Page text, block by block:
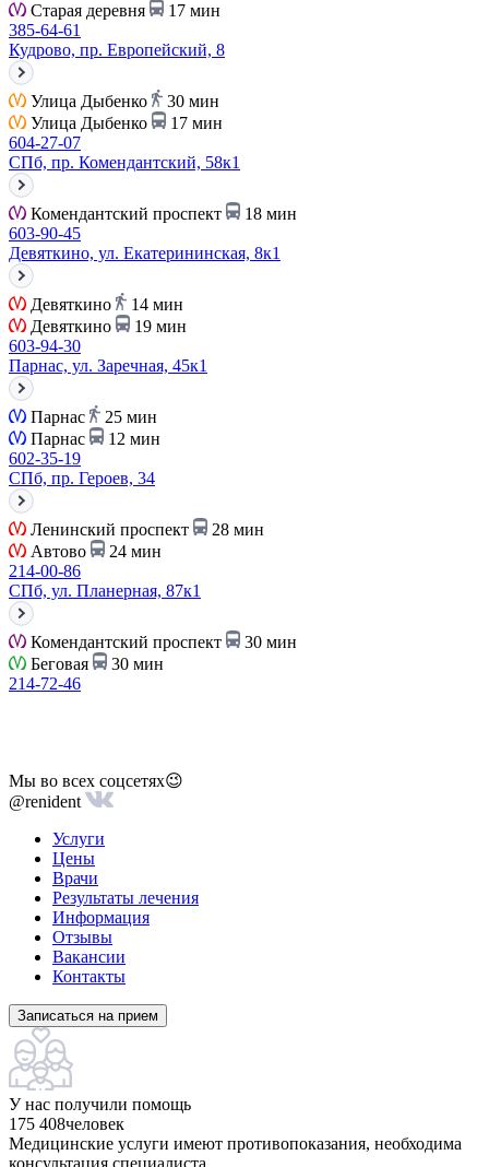
Старая деревня
17 мин
385-64-61
Кудрово, пр. Европейский, 8
Улица Дыбенко
30 мин
Улица Дыбенко
17 мин
604-27-07
СПб, пр. Комендантский, 58к1
Комендантский проспект
18 мин
603-90-45
Девяткино, ул. Екатерининская, 8к1
Девяткино
14 мин
Девяткино
19 мин
603-94-30
Парнас, ул. Заречная, 45к1
Парнас
25 мин
Парнас
12 мин
602-35-19
СПб, пр. Героев, 34
Ленинский проспект
28 мин
Автово
24 мин
214-00-86
СПб, ул. Планерная, 87к1
Комендантский проспект
30 мин
Беговая
30 мин
214-72-46
Мы во всех соцсетях😉
@renident
Услуги
Цены
Врачи
Результаты лечения
Информация
Отзывы
Вакансии
Контакты
Записаться на прием
У нас получили помощь
175 408человек
Медицинские услуги имеют противопоказания, необходима